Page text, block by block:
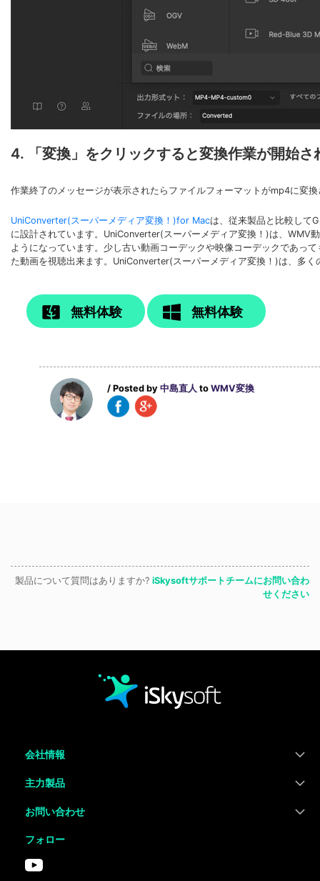
4. 「変換」をクリックすると変換作業が開始さ
作業終了のメッセージが表示されたらファイルフォーマットがmp4に変
UniConverter(スーパーメディア変換！)for Macは、従来製品と比較して
に設計されています。UniConverter(スーパーメディア変換！)は、WMV
ようになっています。少し古い動画コーデックや映像コーデックであっ
た動画を視聴出来ます。UniConverter(スーパーメディア変換！)は、多
無料体験 無料体験
/ Posted by 中島直人 to WMV変換
製品について質問はありますか? iSkysoftサポートチームにお問い合わ
せください
会社情報
主力製品
お問い合わせ
フォロー